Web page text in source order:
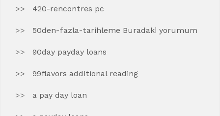
420-rencontres pc
50den-fazla-tarihleme Buradaki yorumum
90day payday loans
99flavors additional reading
a pay day loan